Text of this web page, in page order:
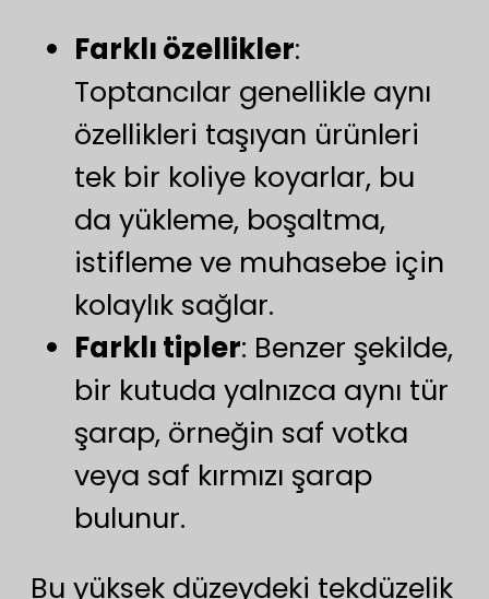
Farklı özellikler:
Toptancılar genellikle aynı
özellikleri taşıyan ürünleri
tek bir koliye koyarlar, bu
da yükleme, boşaltma,
istifleme ve muhasebe için
kolaylık sağlar.
Farklı tipler: Benzer şekilde,
bir kutuda yalnızca aynı tür
şarap, örneğin saf votka
veya saf kırmızı şarap
bulunur.
Bu yüksek düzeydeki tekdüzelik